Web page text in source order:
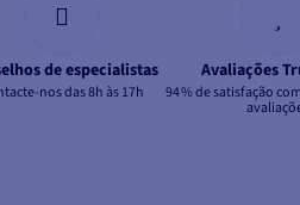
de especialistas
nos das 8h às 17h
Avaliações
94 % de satisfação